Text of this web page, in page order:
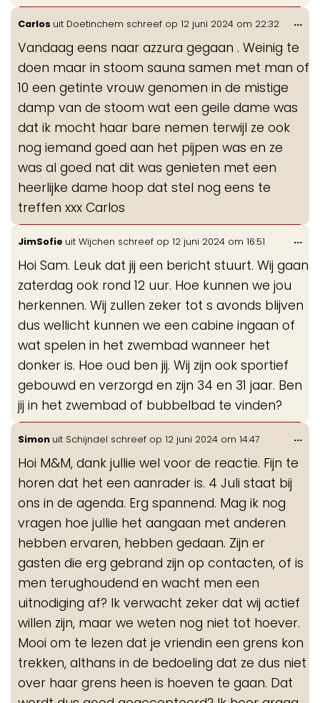
Carlos uit Doetinchem schreef op 12 juni 2024 om 22:32
Vandaag eens naar azzura gegaan . Weinig te
doen maar in stoom sauna samen met man of
10 een getinte vrouw genomen in de mistige
damp van de stoom wat een geile dame was
dat ik mocht haar bare nemen terwijl ze ook
nog iemand goed aan het pijpen was en ze
was al goed nat dit was genieten met een
heerlijke dame hoop dat stel nog eens te
treffen xxx Carlos
...
JimSofie uit Wijchen schreef op 12 juni 2024 om 16:51
Hoi Sam. Leuk dat jij een bericht stuurt. Wij gaan
zaterdag ook rond 12 uur. Hoe kunnen we jou
herkennen. Wij zullen zeker tot s avonds blijven
dus wellicht kunnen we een cabine ingaan of
wat spelen in het zwembad wanneer het
donker is. Hoe oud ben jij. Wij zijn ook sportief
gebouwd en verzorgd en zijn 34 en 31 jaar. Ben
jij in het zwembad of bubbelbad te vinden?
...
Simon uit Schijndel schreef op 12 juni 2024 om 14:47
Hoi M&M, dank jullie wel voor de reactie. Fijn te
horen dat het een aanrader is. 4 Juli staat bij
ons in de agenda. Erg spannend. Mag ik nog
vragen hoe jullie het aangaan met anderen
hebben ervaren, hebben gedaan. Zijn er
gasten die erg gebrand zijn op contacten, of is
men terughoudend en wacht men een
uitnodiging af? Ik verwacht zeker dat wij actief
willen zijn, maar we weten nog niet tot hoever.
Mooi om te lezen dat je vriendin een grens kon
trekken, althans in de bedoeling dat ze dus niet
over haar grens heen is hoeven te gaan. Dat
...